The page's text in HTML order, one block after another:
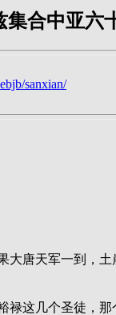
集合中亚六
sanxian/
唐天军一到，
这几个圣徒，